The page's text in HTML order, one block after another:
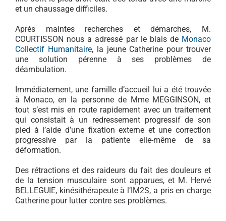
et un chaussage difficiles.
Après maintes recherches et démarches, M.
COURTISSON nous a adressé par le biais de Monaco
Collectif Humanitaire, la jeune Catherine pour trouver
une solution pérenne à ses problèmes de
déambulation.
Immédiatement, une famille d’accueil lui a été trouvée
à Monaco, en la personne de Mme MEGGINSON, et
tout s’est mis en route rapidement avec un traitement
qui consistait à un redressement progressif de son
pied à l’aide d’une fixation externe et une correction
progressive par la patiente elle-même de sa
déformation.
Des rétractions et des raideurs du fait des douleurs et
de la tension musculaire sont apparues, et M. Hervé
BELLEGUIE, kinésithérapeute à l’IM2S, a pris en charge
Catherine pour lutter contre ses problèmes.